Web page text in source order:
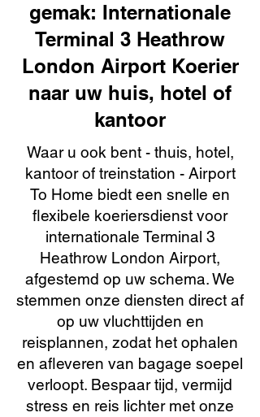
gemak: Internationale
Terminal 3 Heathrow
London Airport Koerier
naar uw huis, hotel of
kantoor
Waar u ook bent - thuis, hotel,
kantoor of treinstation - Airport
To Home biedt een snelle en
flexibele koeriersdienst voor
internationale Terminal 3
Heathrow London Airport,
afgestemd op uw schema. We
stemmen onze diensten direct af
op uw vluchttijden en
reisplannen, zodat het ophalen
en afleveren van bagage soepel
verloopt. Bespaar tijd, vermijd
stress en reis lichter met onze